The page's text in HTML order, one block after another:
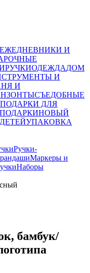
ЕЖЕДНЕВНИКИ И
РУЧКИОДЕЖДАДОМ
И
И
ЗОНТЫСЪЕДОБНЫЕ
ПОДАРКИ ДЛЯ
НОВЫЙ
УПАКОВКА
Ручки-
Маркеры и
Наборы
бамбук/